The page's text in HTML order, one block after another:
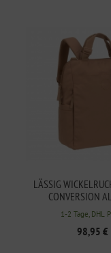
LÄSSIG
CONVERSION
1-2 Tage, DHL
98,95 €